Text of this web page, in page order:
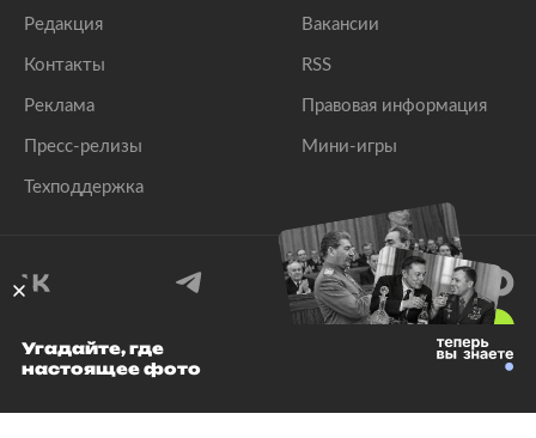
Редакция
Контакты
Реклама
Пресс-релизы
Техподдержка
Вакансии
RSS
Правовая информация
Мини-игры
© 1999–2026 Все права защищены.
Угадайте, где
настоящее фото